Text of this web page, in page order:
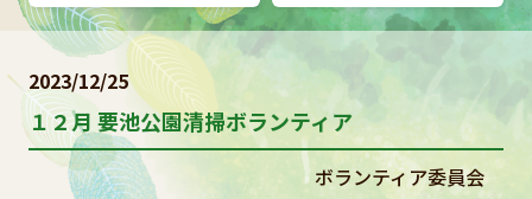
2023/12/25
１２月 要池公園清掃ボランティア
ボランティア委員会